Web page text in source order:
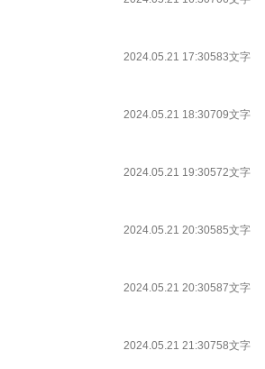
2024.05.21 17:30583文字
2024.05.21 18:30709文字
2024.05.21 19:30572文字
2024.05.21 20:30585文字
2024.05.21 20:30587文字
2024.05.21 21:30758文字